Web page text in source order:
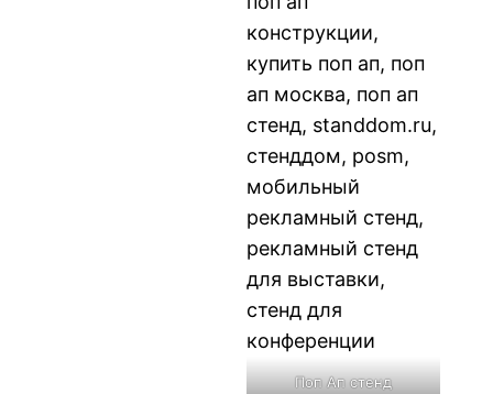
Поп Ап стенд